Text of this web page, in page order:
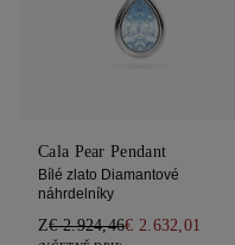
Cala Pear Pendant
Bílé zlato Diamantové
náhrdelníky
Z€ 2.924,46€ 2.632,01